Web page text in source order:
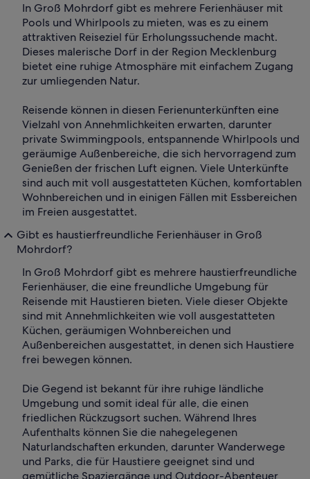
In Groß Mohrdorf gibt es mehrere Ferienhäuser mit
Pools und Whirlpools zu mieten, was es zu einem
attraktiven Reiseziel für Erholungssuchende macht.
Dieses malerische Dorf in der Region Mecklenburg
bietet eine ruhige Atmosphäre mit einfachem Zugang
zur umliegenden Natur.
Reisende können in diesen Ferienunterkünften eine
Vielzahl von Annehmlichkeiten erwarten, darunter
private Swimmingpools, entspannende Whirlpools und
geräumige Außenbereiche, die sich hervorragend zum
Genießen der frischen Luft eignen. Viele Unterkünfte
sind auch mit voll ausgestatteten Küchen, komfortablen
Wohnbereichen und in einigen Fällen mit Essbereichen
im Freien ausgestattet.
Gibt es haustierfreundliche Ferienhäuser in Groß
Mohrdorf?
In Groß Mohrdorf gibt es mehrere haustierfreundliche
Ferienhäuser, die eine freundliche Umgebung für
Reisende mit Haustieren bieten. Viele dieser Objekte
sind mit Annehmlichkeiten wie voll ausgestatteten
Küchen, geräumigen Wohnbereichen und
Außenbereichen ausgestattet, in denen sich Haustiere
frei bewegen können.
Die Gegend ist bekannt für ihre ruhige ländliche
Umgebung und somit ideal für alle, die einen
friedlichen Rückzugsort suchen. Während Ihres
Aufenthalts können Sie die nahegelegenen
Naturlandschaften erkunden, darunter Wanderwege
und Parks, die für Haustiere geeignet sind und